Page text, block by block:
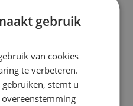
gebruik
van cookies
te verbeteren.
stemt u